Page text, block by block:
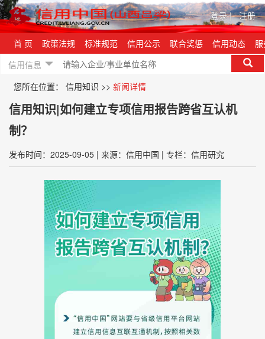
登录| 注册
首 页 政策法规 标准规范 信用公示 联合奖惩 信用动态
信用信息
您所在位置： 信用知识 >> 新闻详情
信用知识|如何建立专项信用报告跨省互认机
制？
发布时间：2025-09-05 | 来源：信用中国 | 专栏：信用研究